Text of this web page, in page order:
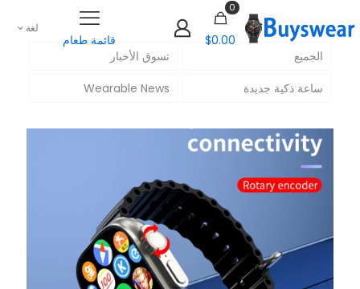
0
$0.00 قائمة طعام
لغة
الجميع
تسوق الأخبار
ساعة ذكية جديدة
Wearable News